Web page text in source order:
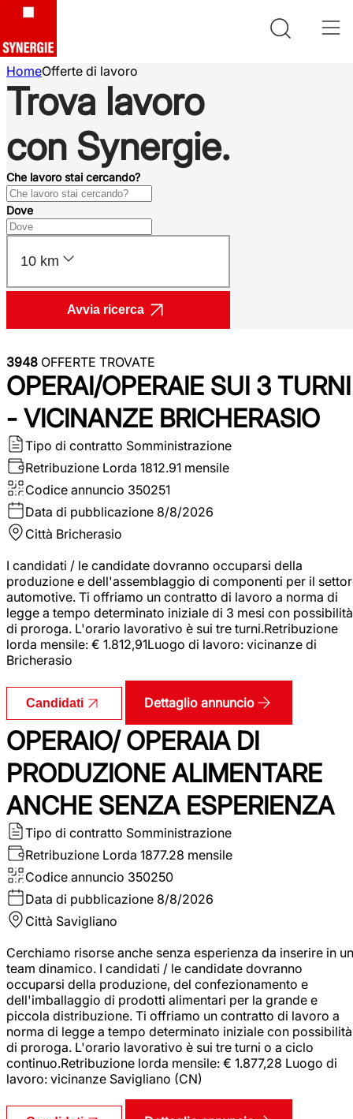
HomeOfferte di lavoro
Trova lavoro
con Synergie.
Che lavoro stai cercando?
Dove
10 km
Avvia ricerca
3948 OFFERTE TROVATE
OPERAI/OPERAIE SUI 3 TURNI
- VICINANZE BRICHERASIO
Tipo di contratto Somministrazione
Retribuzione Lorda 1812.91 mensile
Codice annuncio 350251
Data di pubblicazione 8/8/2026
Città Bricherasio
I candidati / le candidate dovranno occuparsi della
produzione e dell'assemblaggio di componenti per il
automotive. Ti offriamo un contratto di lavoro a norma di
legge a tempo determinato iniziale di 3 mesi con possibilità
di proroga. L'orario lavorativo è sui tre turni.Retribuzione
lorda mensile: € 1.812,91Luogo di lavoro: vicinanze di
Bricherasio
Candidati Dettaglio annuncio
OPERAIO/ OPERAIA DI
PRODUZIONE ALIMENTARE
ANCHE SENZA ESPERIENZA
Tipo di contratto Somministrazione
Retribuzione Lorda 1877.28 mensile
Codice annuncio 350250
Data di pubblicazione 8/8/2026
Città Savigliano
Cerchiamo risorse anche senza esperienza da inserire in un
team dinamico. I candidati / le candidate dovranno
occuparsi della produzione, del confezionamento e
dell'imballaggio di prodotti alimentari per la grande e
piccola distribuzione. Ti offriamo un contratto di lavoro a
norma di legge a tempo determinato iniziale con possibilità
di proroga. L'orario lavorativo è sui tre turni o a ciclo
continuo.Retribuzione lorda mensile: € 1.877,28 Luogo di
lavoro: vicinanze Savigliano (CN)